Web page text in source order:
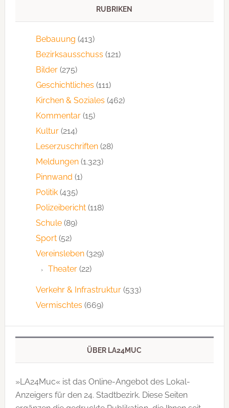
RUBRIKEN
Bebauung (413)
Bezirksausschuss (121)
Bilder(275)
Geschichtliches (111)
Kirchen & Soziales (462)
Kommentar(15)
Kultur(214)
Leserzuschriften(28)
Meldungen(1.323)
Pinnwand (1)
Politik(435)
Polizeibericht(118)
Schule(89)
Sport(52)
Vereinsleben(329)
Theater(22)
Verkehr & Infrastruktur(533)
Vermischtes (669)
ÜBER LA24MUC
»LA24Muc« ist das Online-Angebot des Lokal-
Anzeigers für den 24. Stadtbezirk. Diese Seiten